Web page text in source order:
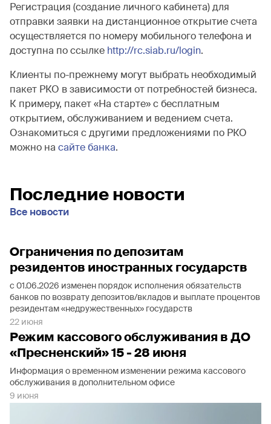
Регистрация (создание личного кабинета) для
отправки заявки на дистанционное открытие счета
осуществляется по номеру мобильного телефона и
доступна по ссылке http://rc.siab.ru/login.
Клиенты по-прежнему могут выбрать необходимый
пакет РКО в зависимости от потребностей бизнеса.
К примеру, пакет «На старте» с бесплатным
открытием, обслуживанием и ведением счета.
Ознакомиться с другими предложениями по РКО
можно на сайте банка.
Последние новости
Все новости
Ограничения по депозитам
резидентов иностранных государств
с 01.06.2026 изменен порядок исполнения обязательств
банков по возврату депозитов/вкладов и выплате процентов
резидентам «недружественных» государств
22 июня
Режим кассового обслуживания в ДО
«Пресненский» 15 - 28 июня
Информация о временном изменении режима кассового
обслуживания в дополнительном офисе
9 июня